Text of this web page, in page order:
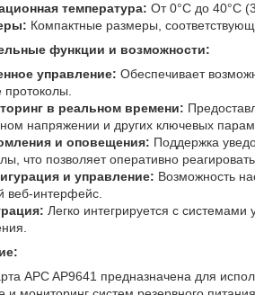
температура: От 0°C до 40°C
Компактные размеры,
функции и возможности:
управление: Обеспечивает
протоколы.
в реальном времени:
напряжении и других ключевых
и оповещения: Поддержка
что позволяет оперативно
и управление: Возможность
веб-интерфейс.
Легко интегрируется с
APC AP9641 предназначена для